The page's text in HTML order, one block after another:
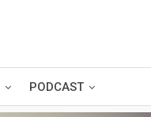
PODCAST